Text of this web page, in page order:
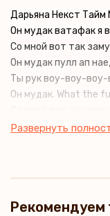
Дарьяна Некст Тайм
Он мудак ватафак я
Со мной вот так
Он мудак пулл ап
Ты рук воу-воу-
Он мудак. What the
Он мудак pull up
Развернуть
Рекомендуем